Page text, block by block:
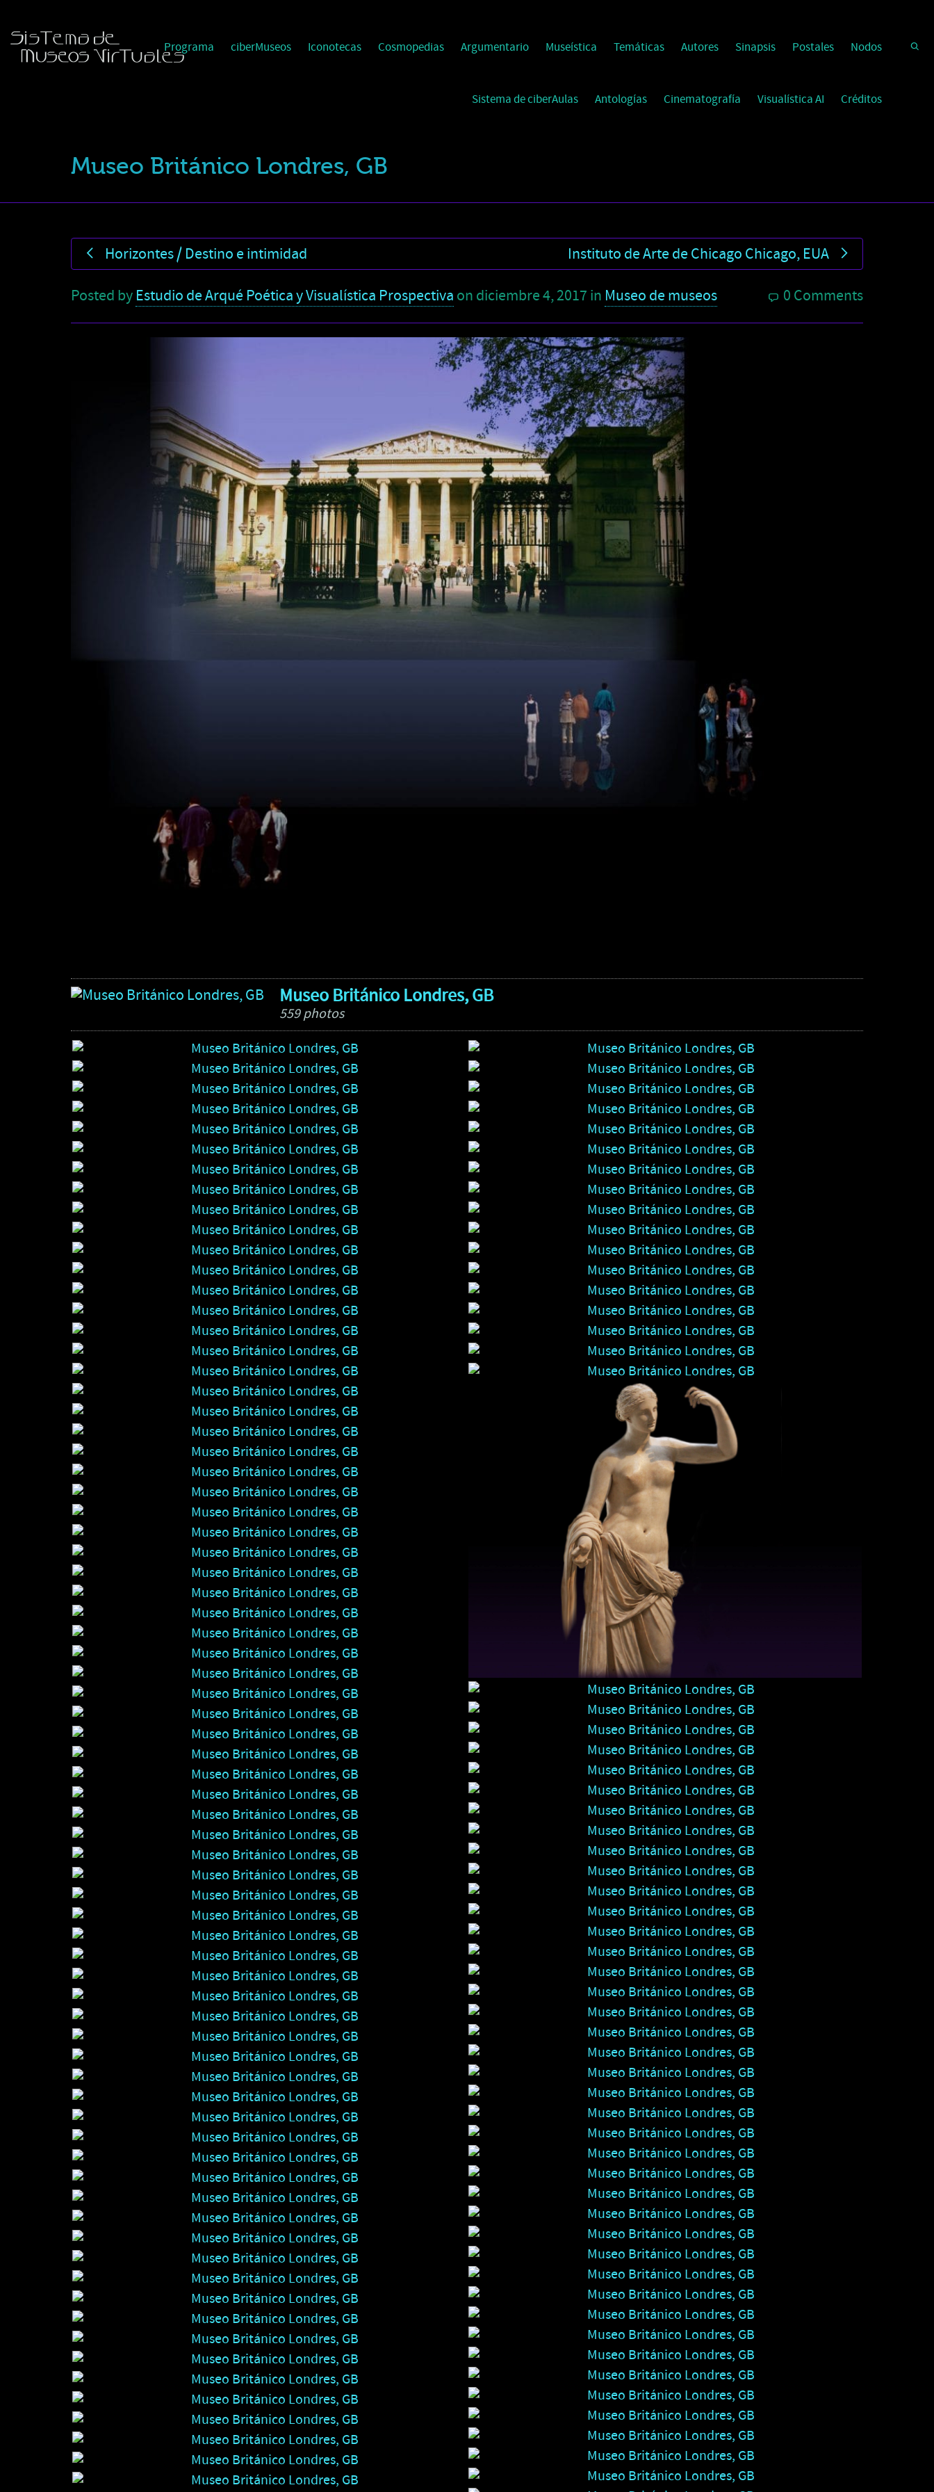
Programa ciberMuseos Iconotecas Cosmopedias Argumentario Museística Temáticas Autores Sinapsis Postales Nodos
Sistema de ciberAulas Antologías Cinematografía Visualística AI Créditos
Museo Británico Londres, GB
Horizontes / Destino e intimidad Instituto de Arte de Chicago Chicago, EUA
Posted by Estudio de Arqué Poética y Visualística Prospectiva on diciembre 4, 2017 in Museo de museos 0 Comments
Museo Británico Londres, GB
559 photos